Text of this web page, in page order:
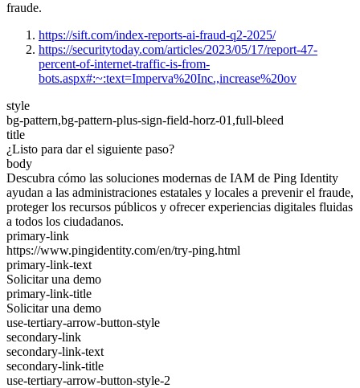
fraude.
https://sift.com/index-reports-ai-fraud-q2-2025/
https://securitytoday.com/articles/2023/05/17/report-47-
percent-of-internet-traffic-is-from-
bots.aspx#:~:text=Imperva%20Inc.,increase%20ov
style
bg-pattern,bg-pattern-plus-sign-field-horz-01,full-bleed
title
¿Listo para dar el siguiente paso?
body
Descubra cómo las soluciones modernas de IAM de Ping Identity
ayudan a las administraciones estatales y locales a prevenir el fraude,
proteger los recursos públicos y ofrecer experiencias digitales fluidas
a todos los ciudadanos.
primary-link
https://www.pingidentity.com/en/try-ping.html
primary-link-text
Solicitar una demo
primary-link-title
Solicitar una demo
use-tertiary-arrow-button-style
secondary-link
secondary-link-text
secondary-link-title
use-tertiary-arrow-button-style-2